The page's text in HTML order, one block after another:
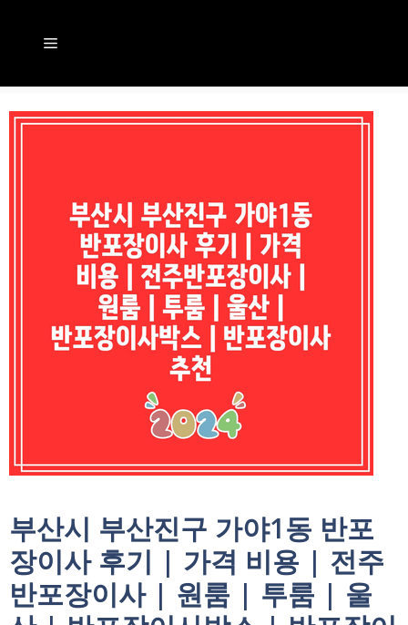
로
메
뉴
부산시 부산진구 가야1동 반포
장이사 후기 | 가격 비용 | 전주
반포장이사 | 원룸 | 투룸 | 울